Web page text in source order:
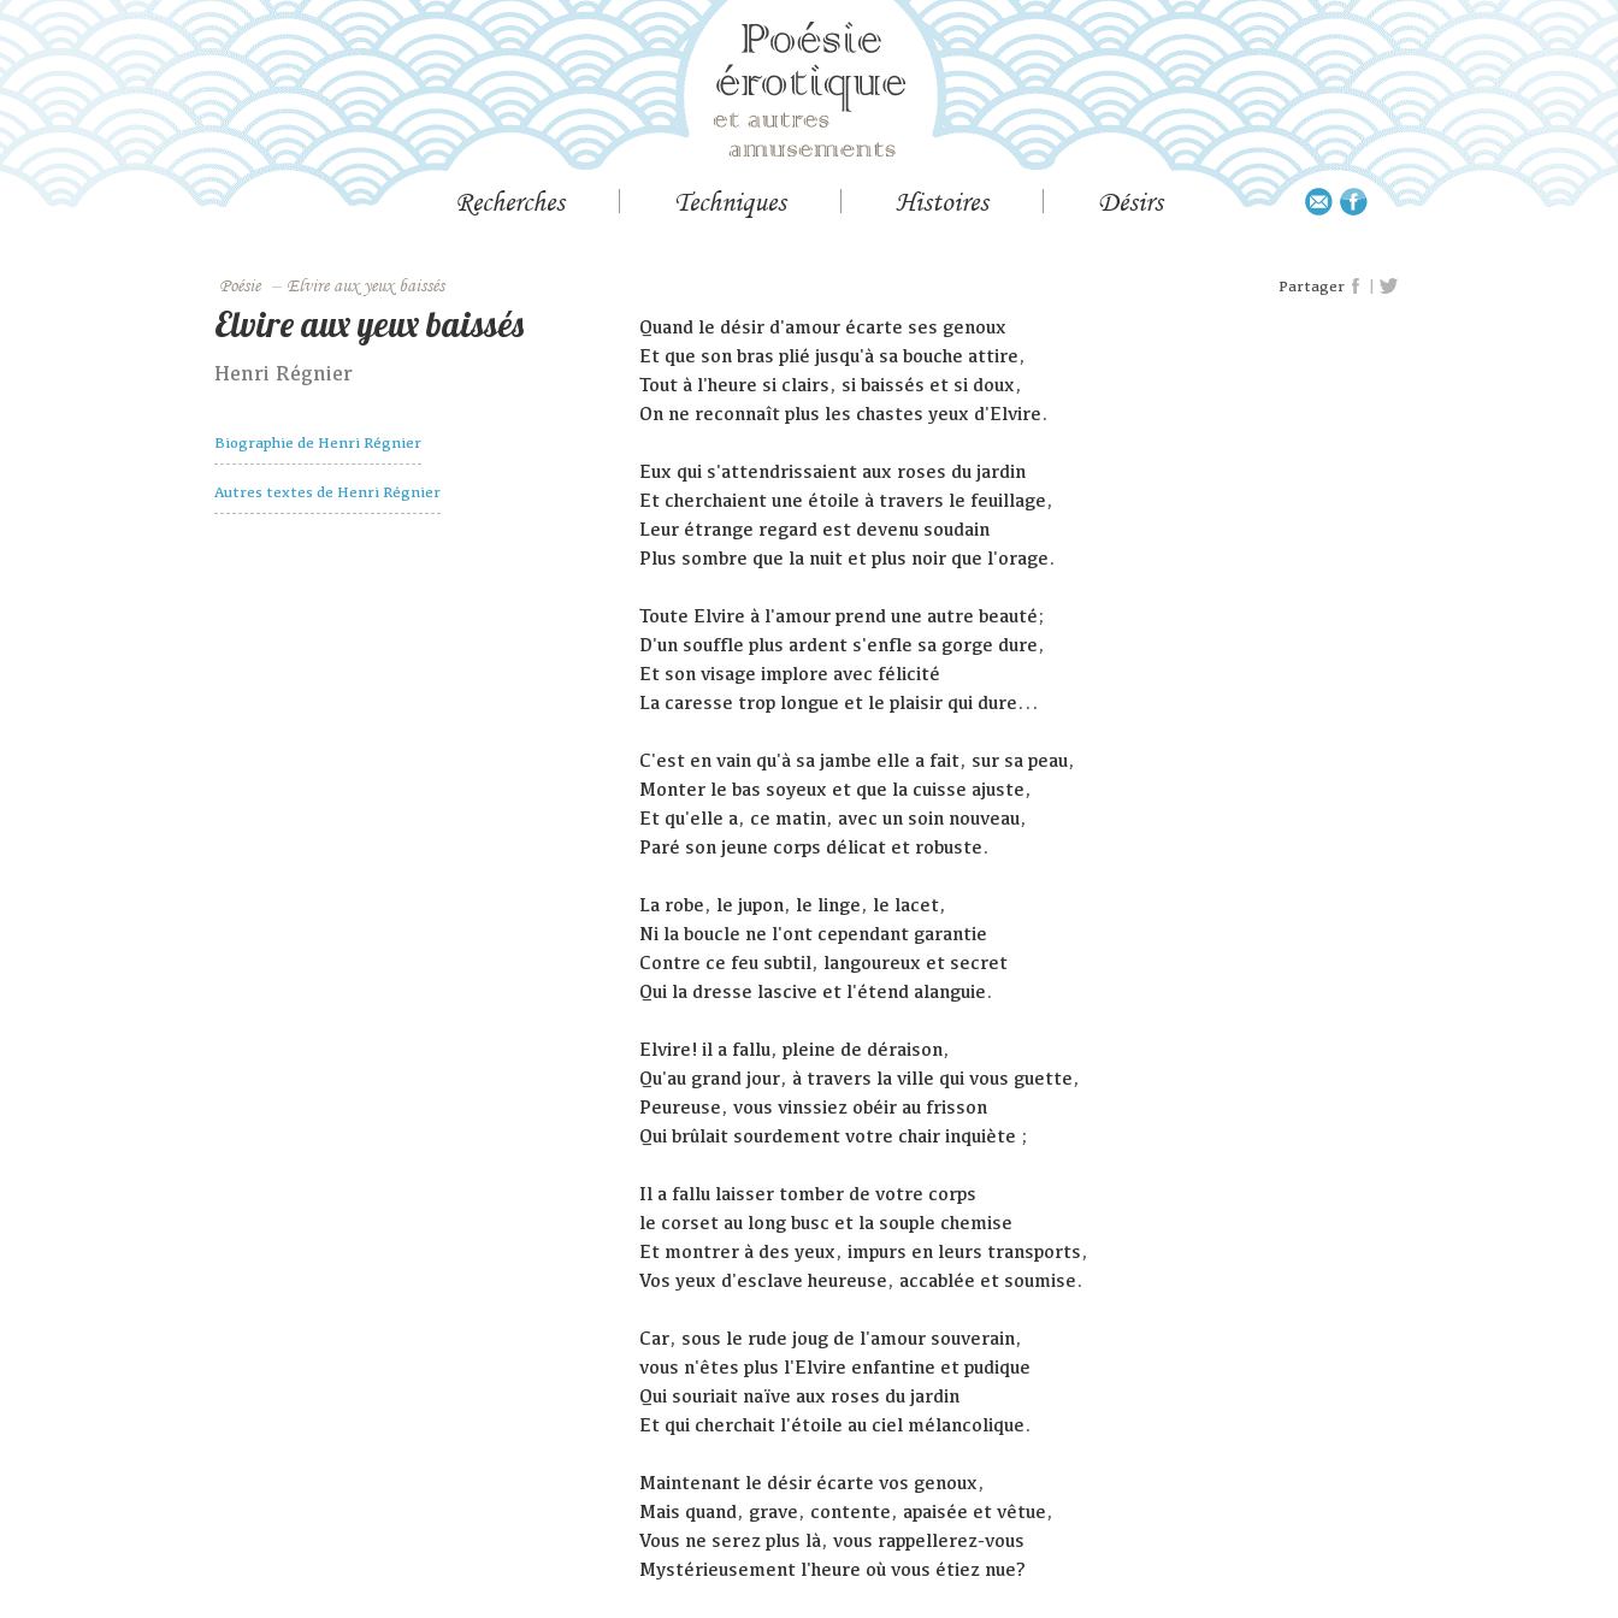
Recherches Techniques Histoires Désirs
Poésie – Elvire aux yeux baissés Partager |
Elvire aux yeux baissés
Henri Régnier
Biographie de Henri Régnier
Autres textes de Henri Régnier
Quand le désir d'amour écarte ses genoux
Et que son bras plié jusqu'à sa bouche attire,
Tout à l'heure si clairs, si baissés et si doux,
On ne reconnaît plus les chastes yeux d'Elvire.
Eux qui s'attendrissaient aux roses du jardin
Et cherchaient une étoile à travers le feuillage,
Leur étrange regard est devenu soudain
Plus sombre que la nuit et plus noir que l'orage.
Toute Elvire à l'amour prend une autre beauté;
D'un souffle plus ardent s'enfle sa gorge dure,
Et son visage implore avec félicité
La caresse trop longue et le plaisir qui dure...
C'est en vain qu'à sa jambe elle a fait, sur sa peau,
Monter le bas soyeux et que la cuisse ajuste,
Et qu'elle a, ce matin, avec un soin nouveau,
Paré son jeune corps délicat et robuste.
La robe, le jupon, le linge, le lacet,
Ni la boucle ne l'ont cependant garantie
Contre ce feu subtil, langoureux et secret
Qui la dresse lascive et l'étend alanguie.
Elvire! il a fallu, pleine de déraison,
Qu'au grand jour, à travers la ville qui vous guette,
Peureuse, vous vinssiez obéir au frisson
Qui brûlait sourdement votre chair inquiète ;
Il a fallu laisser tomber de votre corps
le corset au long busc et la souple chemise
Et montrer à des yeux, impurs en leurs transports,
Vos yeux d'esclave heureuse, accablée et soumise.
Car, sous le rude joug de l'amour souverain,
vous n'êtes plus l'Elvire enfantine et pudique
Qui souriait naïve aux roses du jardin
Et qui cherchait l'étoile au ciel mélancolique.
Maintenant le désir écarte vos genoux,
Mais quand, grave, contente, apaisée et vêtue,
Vous ne serez plus là, vous rappellerez-vous
Mystérieusement l'heure où vous étiez nue?